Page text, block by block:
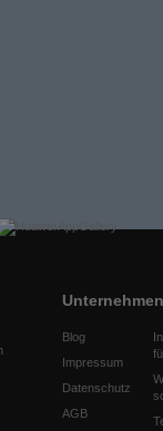
Unternehmen
Blog
Impressum
Datenschutz
AGB